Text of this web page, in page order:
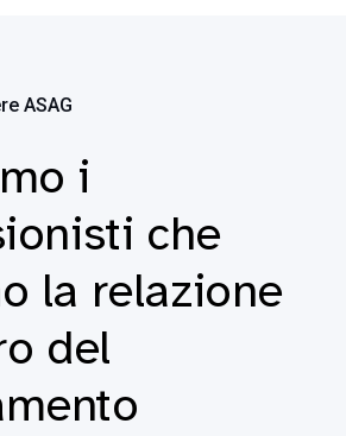
ASAG
i
che
la relazione
del